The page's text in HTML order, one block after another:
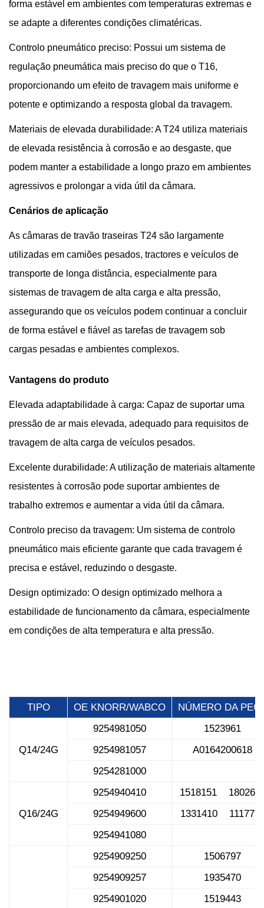
forma estável em ambientes com temperaturas extremas e
se adapte a diferentes condições climatéricas.
Controlo pneumático preciso: Possui um sistema de
regulação pneumática mais preciso do que o T16,
proporcionando um efeito de travagem mais uniforme e
potente e optimizando a resposta global da travagem.
Materiais de elevada durabilidade: A T24 utiliza materiais
de elevada resistência à corrosão e ao desgaste, que
podem manter a estabilidade a longo prazo em ambientes
agressivos e prolongar a vida útil da câmara.
Cenários de aplicação
As câmaras de travão traseiras T24 são largamente
utilizadas em camiões pesados, tractores e veículos de
transporte de longa distância, especialmente para
sistemas de travagem de alta carga e alta pressão,
assegurando que os veículos podem continuar a concluir
de forma estável e fiável as tarefas de travagem sob
cargas pesadas e ambientes complexos.
Vantagens do produto
Elevada adaptabilidade à carga: Capaz de suportar uma
pressão de ar mais elevada, adequado para requisitos de
travagem de alta carga de veículos pesados.
Excelente durabilidade: A utilização de materiais altamente
resistentes à corrosão pode suportar ambientes de
trabalho extremos e aumentar a vida útil da câmara.
Controlo preciso da travagem: Um sistema de controlo
pneumático mais eficiente garante que cada travagem é
precisa e estável, reduzindo o desgaste.
Design optimizado: O design optimizado melhora a
estabilidade de funcionamento da câmara, especialmente
em condições de alta temperatura e alta pressão.
TIPO OE KNORR/WABCO NÚMERO DA
Q14/24G
9254981050
1523961
9254981057
A0164200618
9254281000
Q16/24G
9254940410
1518151
9254949600
1331410
9254941080
9254909250
1506797
9254909257
1935470
9254901020
1519443